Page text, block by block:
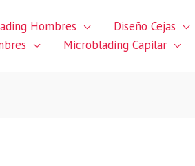
Hombres Diseño Cejas
Microblading Capilar